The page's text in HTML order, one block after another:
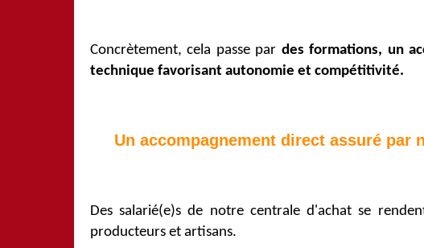
Concrètement, cela passe par des formations, un
technique favorisant autonomie et compétitivité.
Un accompagnement direct assuré par
Des salarié(e)s de notre centrale d'achat se
producteurs et artisans.